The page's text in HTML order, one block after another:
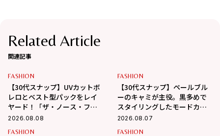
Related Article
関連記事
FASHION
【30代スナップ】UVカットボ
レロとベスト型パックをレイ
ヤード！「ザ・ノース・フェ
イス」で作る大人カジュアル
2026.08.08
FASHION
【30代スナップ】ペールブル
ーのキャミが主役。黒多めで
スタイリングしたモードカジ
ュアル
2026.08.07
FASHION
FASHION